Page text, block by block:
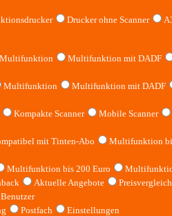
Drucker ohne Scanner
Multifunktion Multifunktion mit DADF
Multifunktion Multifunktion mit DADF
Kompakte Scanner Mobile Scanner
mit Tinten-Abo Multifunktion
Multifunktion bis 200 Euro
Aktuelle Angebote
Preisvergleich
Postfach
Einstellungen